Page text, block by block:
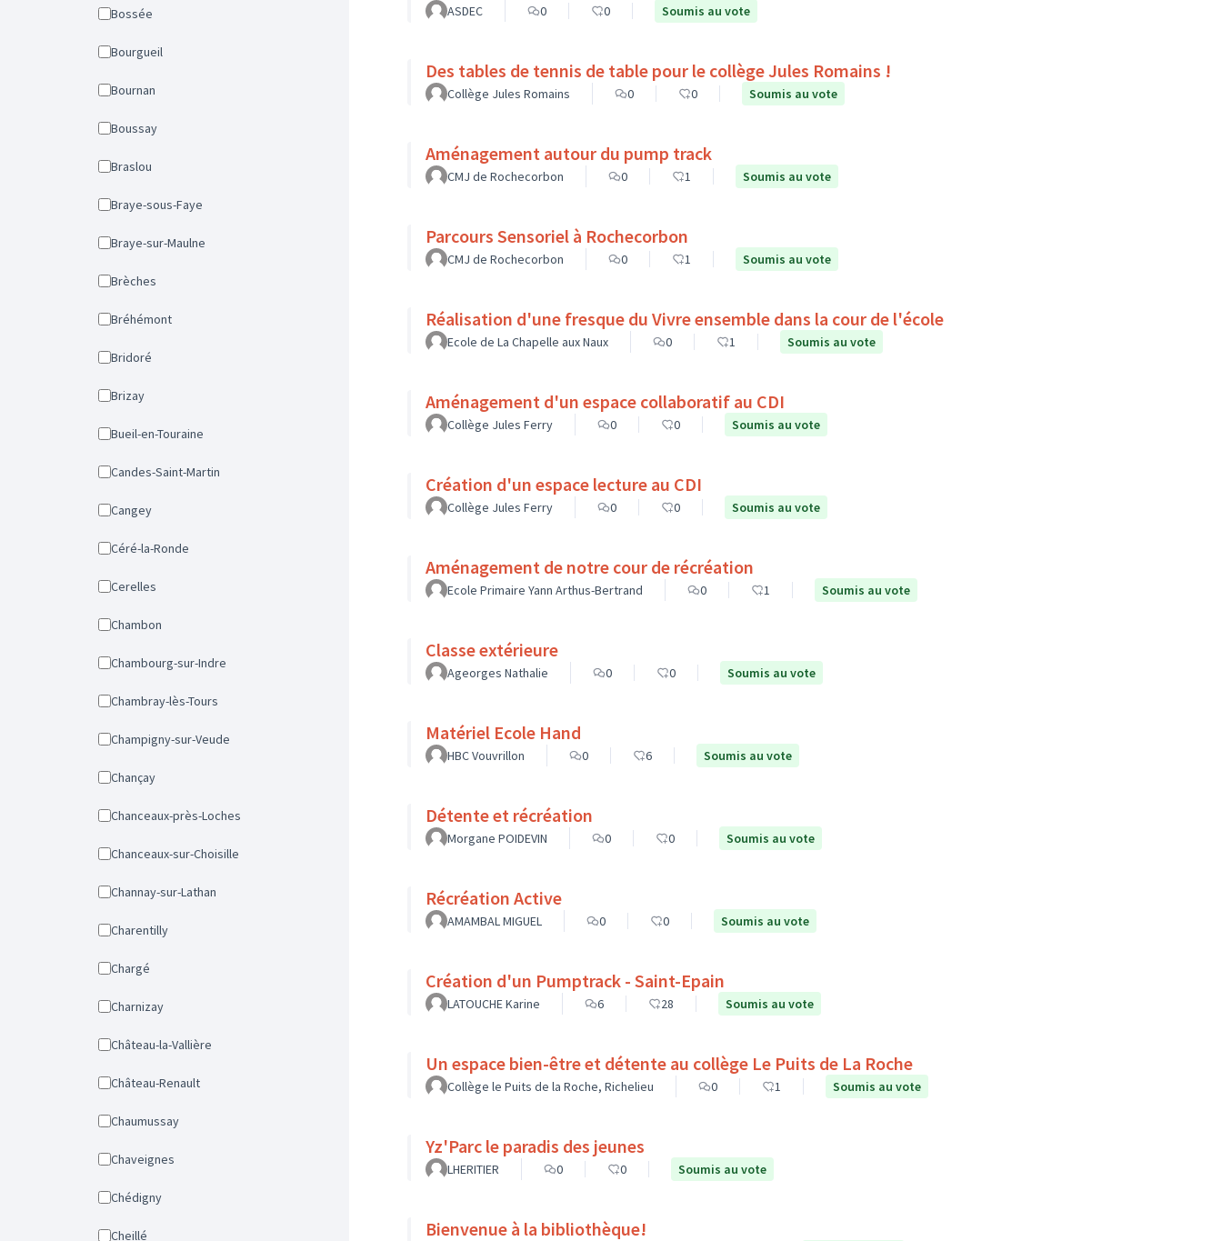
Bossée
Bourgueil
Bournan
Boussay
Braslou
Braye-sous-Faye
Braye-sur-Maulne
Brèches
Bréhémont
Bridoré
Brizay
Bueil-en-Touraine
Candes-Saint-Martin
Cangey
Céré-la-Ronde
Cerelles
Chambon
Chambourg-sur-Indre
Chambray-lès-Tours
Champigny-sur-Veude
Chançay
Chanceaux-près-Loches
Chanceaux-sur-Choisille
Channay-sur-Lathan
Charentilly
Chargé
Charnizay
Château-la-Vallière
Château-Renault
Chaumussay
Chaveignes
Chédigny
Cheillé
ASDEC 0 0 Soumis au vote
Des tables de tennis de table pour le collège Jules Romains !
Collège Jules Romains 0 0 Soumis au vote
Aménagement autour du pump track
CMJ de Rochecorbon 0 1 Soumis au vote
Parcours Sensoriel à Rochecorbon
CMJ de Rochecorbon 0 1 Soumis au vote
Réalisation d'une fresque du Vivre ensemble dans la cour de l'école
Ecole de La Chapelle aux Naux 0 1 Soumis au vote
Aménagement d'un espace collaboratif au CDI
Collège Jules Ferry 0 0 Soumis au vote
Création d'un espace lecture au CDI
Collège Jules Ferry 0 0 Soumis au vote
Aménagement de notre cour de récréation
Ecole Primaire Yann Arthus-Bertrand 0 1 Soumis au vote
Classe extérieure
Ageorges Nathalie 0 0 Soumis au vote
Matériel Ecole Hand
HBC Vouvrillon 0 6 Soumis au vote
Détente et récréation
Morgane POIDEVIN 0 0 Soumis au vote
Récréation Active
AMAMBAL MIGUEL 0 0 Soumis au vote
Création d'un Pumptrack - Saint-Epain
LATOUCHE Karine 6 28 Soumis au vote
Un espace bien-être et détente au collège Le Puits de La Roche
Collège le Puits de la Roche, Richelieu 0 1 Soumis au vote
Yz'Parc le paradis des jeunes
LHERITIER 0 0 Soumis au vote
Bienvenue à la bibliothèque!